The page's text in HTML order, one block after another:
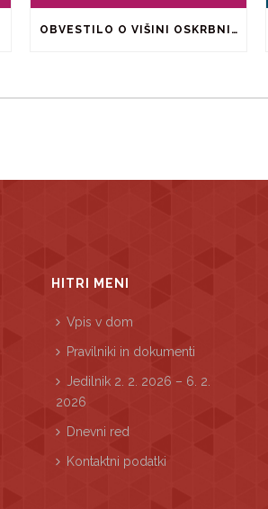
OBVESTILO O VIŠINI OSKRBNINE ZA ŠOLSKO LETO 2026/2027
HITRI MENI
Vpis v dom
Pravilniki in dokumenti
Jedilnik 2. 2. 2026 – 6. 2.
2026
Dnevni red
Kontaktni podatki